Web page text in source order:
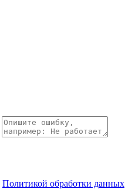
Политикой обработки данных